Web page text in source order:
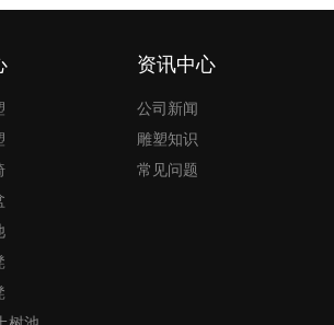
资讯中心
公司新闻
雕塑知识
常见问题